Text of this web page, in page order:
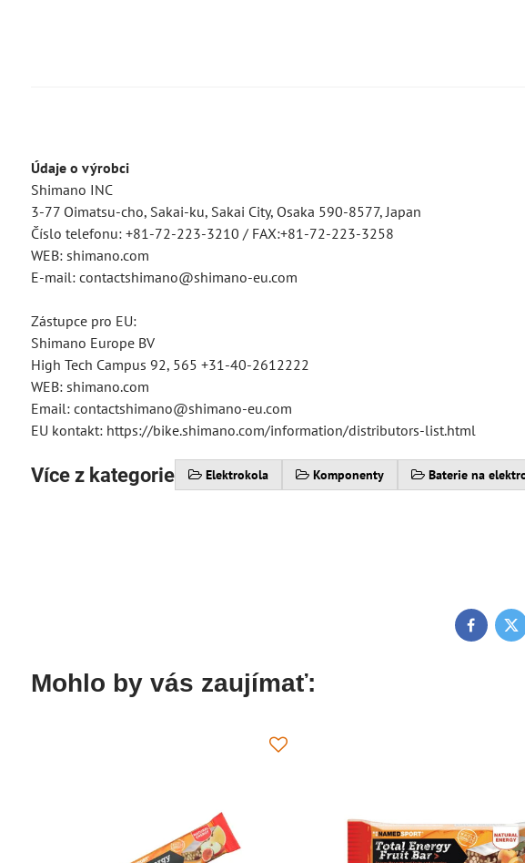
Údaje o výrobci
Shimano INC
3-77 Oimatsu-cho, Sakai-ku, Sakai City, Osaka 590-8577, Japan
Číslo telefonu: +81-72-223-3210 / FAX:+81-72-223-3258
WEB: shimano.com
E-mail: contactshimano@shimano-eu.com
Zástupce pro EU:
Shimano Europe BV
High Tech Campus 92, 565 +31-40-2612222
WEB: shimano.com
Email: contactshimano@shimano-eu.com
EU kontakt: https://bike.shimano.com/information/distributors-list.html
Více z kategorie Elektrokola Komponenty Baterie na
Mohlo by vás zaujímať: